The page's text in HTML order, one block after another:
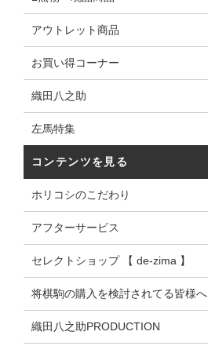
アウトレット商品
お買い得コーナー
織田八之助
左馬特集
コンテンツを見る
ホリコシのこだわり
アフターサービス
セレクトショップ 【 de-zima 】
将棋駒の購入を検討されてる皆様へ
織田八之助PRODUCTION